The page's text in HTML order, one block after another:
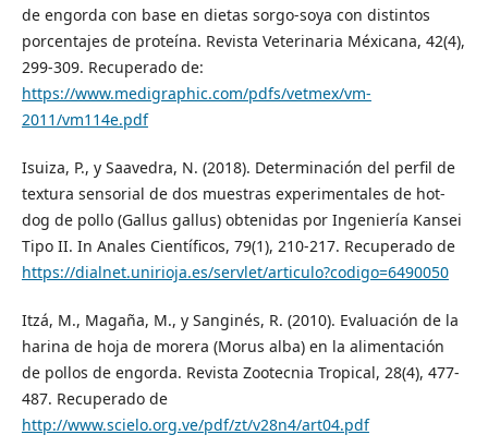
de engorda con base en dietas sorgo-soya con distintos
porcentajes de proteína. Revista Veterinaria Méxicana, 42(4),
299-309. Recuperado de:
https://www.medigraphic.com/pdfs/vetmex/vm-
2011/vm114e.pdf
Isuiza, P., y Saavedra, N. (2018). Determinación del perfil de
textura sensorial de dos muestras experimentales de hot-
dog de pollo (Gallus gallus) obtenidas por Ingeniería Kansei
Tipo II. In Anales Científicos, 79(1), 210-217. Recuperado de
https://dialnet.unirioja.es/servlet/articulo?codigo=6490050
Itzá, M., Magaña, M., y Sanginés, R. (2010). Evaluación de la
harina de hoja de morera (Morus alba) en la alimentación
de pollos de engorda. Revista Zootecnia Tropical, 28(4), 477-
487. Recuperado de
http://www.scielo.org.ve/pdf/zt/v28n4/art04.pdf